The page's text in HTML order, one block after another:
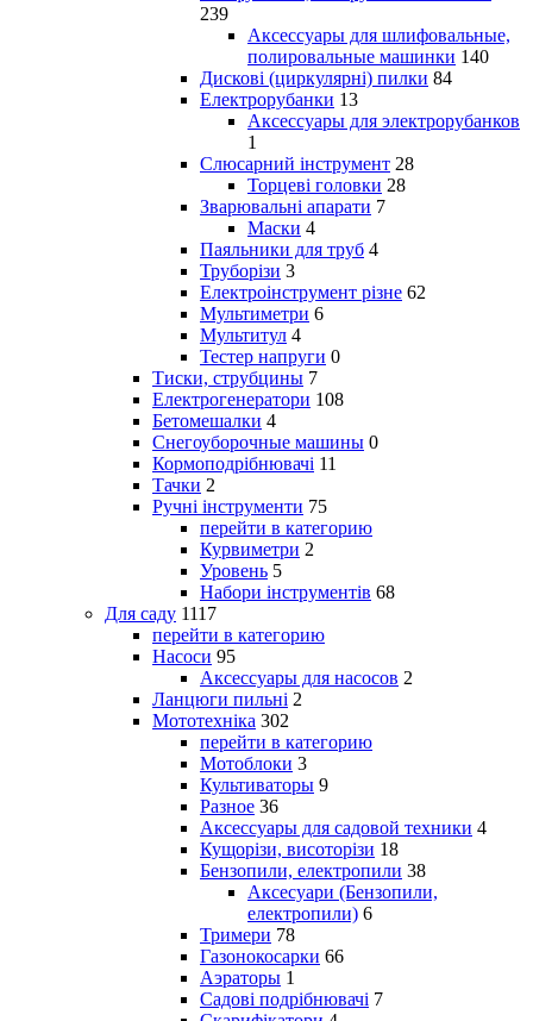
239
Аксессуары для шлифовальные,
полировальные машинки 140
Дискові (циркулярні) пилки 84
Електрорубанки 13
Аксессуары для электрорубанков
1
Слюсарний інструмент 28
Торцеві головки 28
Зварювальні апарати 7
Маски 4
Паяльники для труб 4
Труборізи 3
Електроінструмент різне 62
Мультиметри 6
Мультитул 4
Тестер напруги 0
Тиски, струбцины 7
Електрогенератори 108
Бетомешалки 4
Снегоуборочные машины 0
Кормоподрібнювачі 11
Тачки 2
Ручні інструменти 75
перейти в категорию
Курвиметри 2
Уровень 5
Набори інструментів 68
Для саду 1117
перейти в категорию
Насоси 95
Аксессуары для насосов 2
Ланцюги пильні 2
Мототехніка 302
перейти в категорию
Мотоблоки 3
Культиваторы 9
Разное 36
Аксессуары для садовой техники 4
Кущорізи, висоторізи 18
Бензопили, електропили 38
Аксесуари (Бензопили,
електропили) 6
Тримери 78
Газонокосарки 66
Аэраторы 1
Садові подрібнювачі 7